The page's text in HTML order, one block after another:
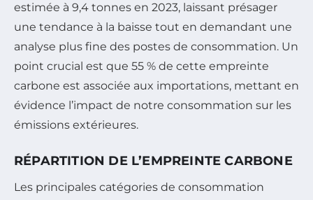
estimée à 9,4 tonnes en 2023, laissant présager
une tendance à la baisse tout en demandant une
analyse plus fine des postes de consommation. Un
point crucial est que 55 % de cette empreinte
carbone est associée aux importations, mettant en
évidence l’impact de notre consommation sur les
émissions extérieures.
RÉPARTITION DE L’EMPREINTE CARBONE
Les principales catégories de consommation